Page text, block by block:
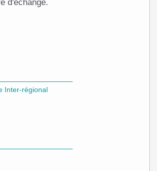
d'échange.
Inter-régional